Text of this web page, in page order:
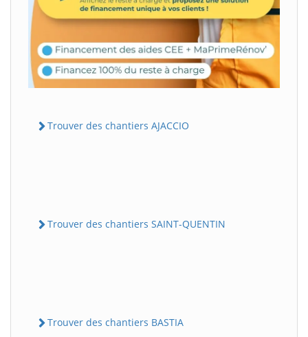
Trouver des chantiers AJACCIO
Trouver des chantiers SAINT-QUENTIN
Trouver des chantiers BASTIA